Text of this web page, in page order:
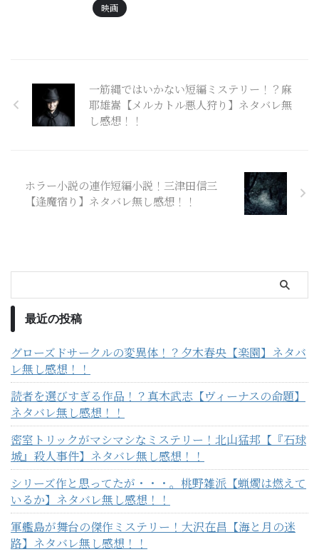
映画
一筋縄ではいかない短編ミステリー！？麻
耶雄嵩【メルカトル悪人狩り】ネタバレ無
し感想！！
ホラー小説の連作短編小説！三津田信三
【逢魔宿り】ネタバレ無し感想！！
最近の投稿
グローズドサークルの変異体！？夕木春央【楽園】ネタバ
レ無し感想！！
読者を選びすぎる作品！？真木武志【ヴィーナスの命題】
ネタバレ無し感想！！
密室トリックがマシマシなミステリー！北山猛邦【『石球
城』殺人事件】ネタバレ無し感想！！
シリーズ作と思ってたが・・・。桃野雑派【蝋燭は燃えて
いるか】ネタバレ無し感想！！
軍艦島が舞台の傑作ミステリー！大沢在昌【海と月の迷
路】ネタバレ無し感想！！